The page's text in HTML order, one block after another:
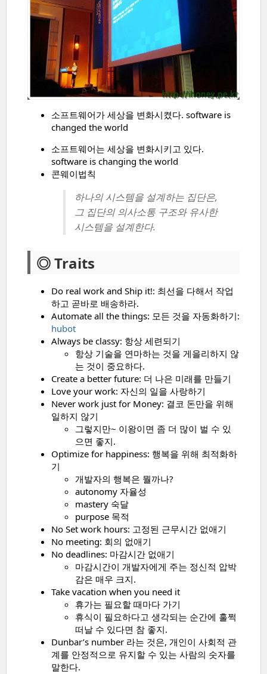
소프트웨어가 세상을 변화시켰다. software is
changed the world
소프트웨어는 세상을 변화시키고 있다.
software is changing the world
콘웨이법칙
하나의 시스템을 설계하는 집단은,
그 집단의 의사소통 구조와 유사한
시스템을 설계한다.
◎ Traits
Do real work and Ship it!: 최선을 다해서 작업
하고 곧바로 배송하라.
Automate all the things: 모든 것을 자동화하기:
hubot
Always be classy: 항상 세련되기
항상 기술을 연마하는 것을 게을리하지 않
는 것이 중요하다.
Create a better future: 더 나은 미래를 만들기
Love your work: 자신의 일을 사랑하기
Never work just for Money: 결코 돈만을 위해
일하지 않기
그렇지만~ 이왕이면 좀 더 많이 벌 수 있
으면 좋지.
Optimize for happiness: 행복을 위해 최적화하
기
개발자의 행복은 뭘까나?
autonomy 자율성
mastery 숙달
purpose 목적
No Set work hours: 고정된 근무시간 없애기
No meeting: 회의 없애기
No deadlines: 마감시간 없애기
마감시간이 개발자에게 주는 정신적 압박
감은 매우 크지.
Take vacation when you need it
휴가는 필요할 때마다 가기
휴식이 필요하다고 생각되는 순간에 훌쩍
떠날 수 있다면 참 좋지.
Dunbar’s number 라는 것은, 개인이 사회적 관
계를 안정적으로 유지할 수 있는 사람의 숫자를
말한다.